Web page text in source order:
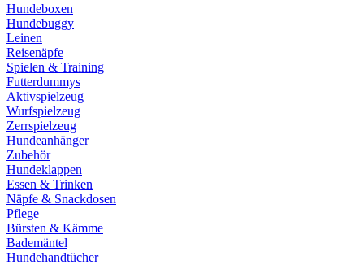
Hundeboxen
Hundebuggy
Leinen
Reisenäpfe
Spielen & Training
Futterdummys
Aktivspielzeug
Wurfspielzeug
Zerrspielzeug
Hundeanhänger
Zubehör
Hundeklappen
Essen & Trinken
Näpfe & Snackdosen
Pflege
Bürsten & Kämme
Bademäntel
Hundehandtücher